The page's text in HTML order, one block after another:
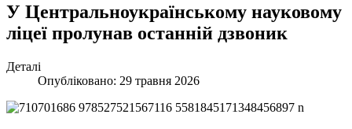
У Центральноукраїнському науковому
ліцеї пролунав останній дзвоник
Деталі
Опубліковано: 29 травня 2026